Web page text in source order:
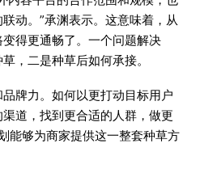
动。”承渊表示。这意味着，从
得更通畅了。一个问题解决
，二是种草后如何承接。
牌力。如何以更打动目标用户
道，找到更合适的人群，做更
能够为商家提供这一整套种草方